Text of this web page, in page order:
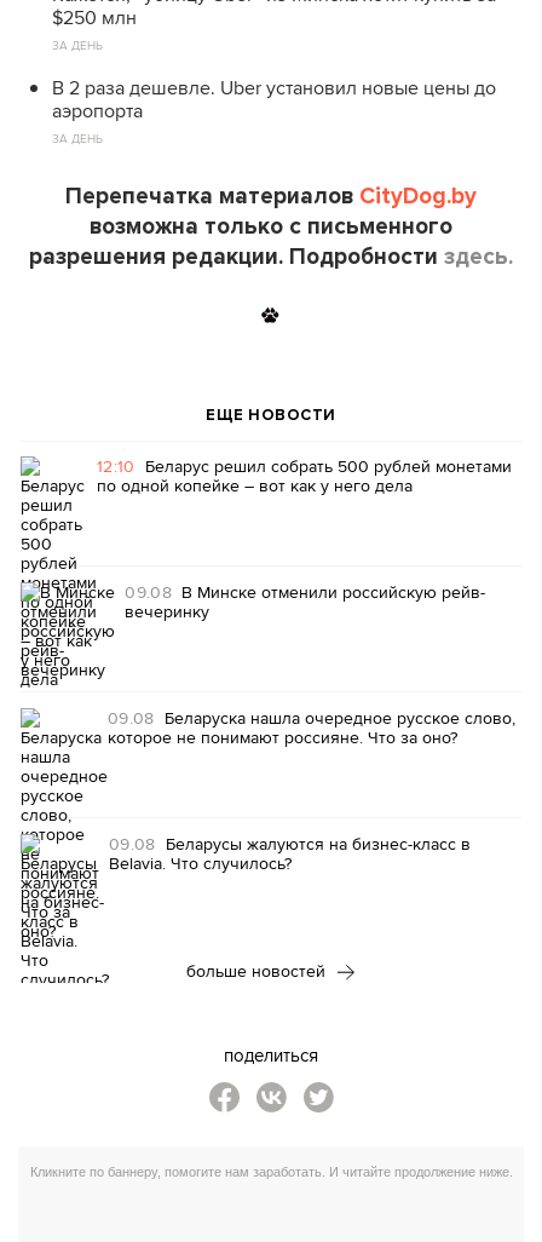
$250 млн
ЗА ДЕНЬ
В 2 раза дешевле. Uber установил новые цены до
аэропорта
ЗА ДЕНЬ
Перепечатка материалов CityDog.by
возможна только с письменного
разрешения редакции. Подробности здесь.
ЕЩЕ НОВОСТИ
12:10 Беларус решил собрать 500 рублей монетами
по одной копейке – вот как у него дела
09.08 В Минске отменили российскую рейв-
вечеринку
09.08 Беларуска нашла очередное русское слово,
которое не понимают россияне. Что за оно?
09.08 Беларусы жалуются на бизнес-класс в
Belavia. Что случилось?
больше новостей
поделиться